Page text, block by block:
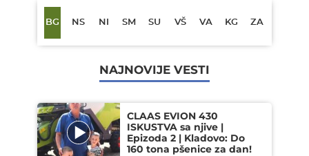
BG NS NI SM SU VŠ VA KG ZA
NAJNOVIJE VESTI
CLAAS EVION 430
ISKUSTVA sa njive |
Epizoda 2 | Kladovo: Do
160 tona pšenice za dan!